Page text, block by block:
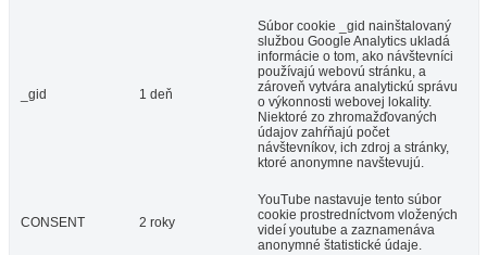
_gid 1 deň
Súbor cookie _gid nainštalovaný
službou Google Analytics ukladá
informácie o tom, ako návštevníci
používajú webovú stránku, a
zároveň vytvára analytickú správu
o výkonnosti webovej lokality.
Niektoré zo zhromažďovaných
údajov zahŕňajú počet
návštevníkov, ich zdroj a stránky,
ktoré anonymne navštevujú.
CONSENT 2 roky
YouTube nastavuje tento súbor
cookie prostredníctvom vložených
videí youtube a zaznamenáva
anonymné štatistické údaje.